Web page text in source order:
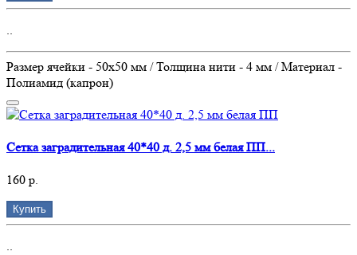
Размер ячейки - 50х50 мм / Толщина нити - 4 мм / Материал -
Полиамид (капрон)
Сетка заградительная 40*40 д. 2,5 мм белая ПП...
160 р.
Купить
..